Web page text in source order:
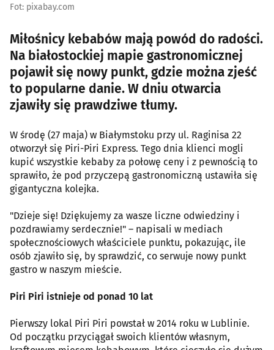
Fot: pixabay.com
Miłośnicy kebabów mają powód do radości.
Na białostockiej mapie gastronomicznej
pojawił się nowy punkt, gdzie można zjeść
to popularne danie. W dniu otwarcia
zjawiły się prawdziwe tłumy.
W środę (27 maja) w Białymstoku przy ul. Raginisa 22
otworzył się Piri-Piri Express. Tego dnia klienci mogli
kupić wszystkie kebaby za połowę ceny i z pewnością to
sprawiło, że pod przyczepą gastronomiczną ustawiła się
gigantyczna kolejka.
"Dzieje się! Dziękujemy za wasze liczne odwiedziny i
pozdrawiamy serdecznie!" – napisali w mediach
społecznościowych właściciele punktu, pokazując, ile
osób zjawiło się, by sprawdzić, co serwuje nowy punkt
gastro w naszym mieście.
Piri Piri istnieje od ponad 10 lat
Pierwszy lokal Piri Piri powstał w 2014 roku w Lublinie.
Od początku przyciągał swoich klientów własnym,